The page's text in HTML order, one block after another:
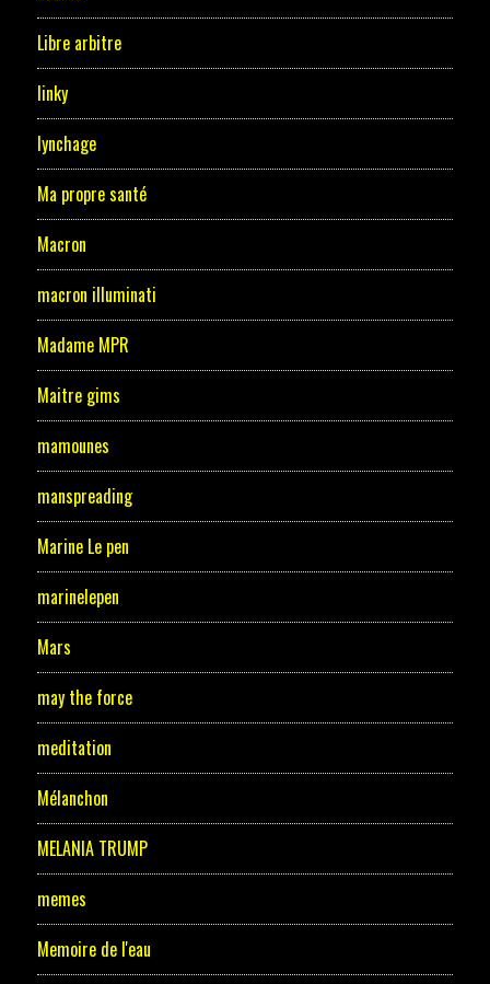
Libre arbitre
linky
lynchage
Ma propre santé
Macron
macron illuminati
Madame MPR
Maitre gims
mamounes
manspreading
Marine Le pen
marinelepen
Mars
may the force
meditation
Mélanchon
MELANIA TRUMP
memes
Memoire de l'eau